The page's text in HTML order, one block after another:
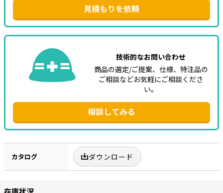
見積もりを依頼
技術的なお問い合わせ
商品の選定/ご提案、仕様、特注品の
ご相談などお気軽にご相談くださ
い。
相談してみる
カタログ ダウンロード